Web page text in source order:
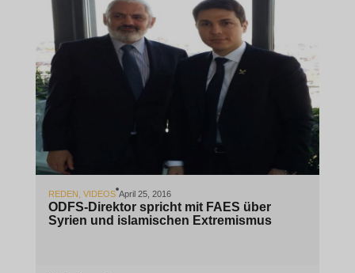
REDEN VIDEOS April 25, 2016
ODFS-Direktor spricht mit FAES über
Syrien und islamischen Extremismus